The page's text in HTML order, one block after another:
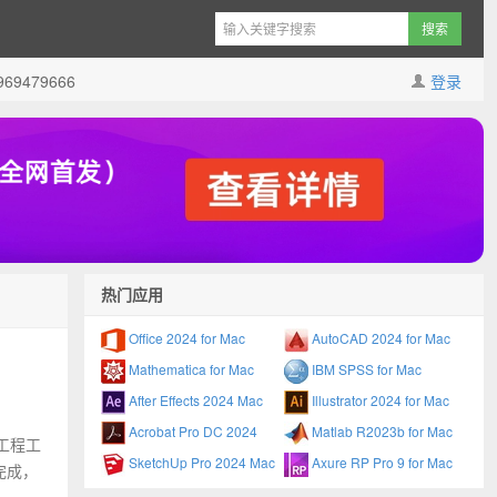
登录
程工
，
热门应用
Office 2024 for Mac
AutoCAD 2024 for Mac
Mathematica for Mac
IBM SPSS for Mac
After Effects 2024 Mac
Illustrator 2024 for Mac
Acrobat Pro DC 2024
Matlab R2023b for Mac
SketchUp Pro 2024 Mac
Axure RP Pro 9 for Mac